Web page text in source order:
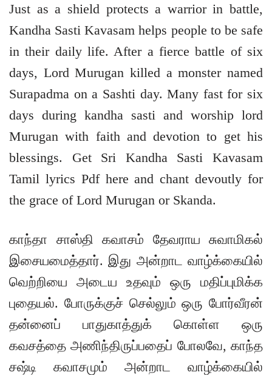
Just as a shield protects a warrior in battle,
Kandha Sasti Kavasam helps people to be safe
in their daily life. After a fierce battle of six
days, Lord Murugan killed a monster named
Surapadma on a Sashti day. Many fast for six
days during kandha sasti and worship lord
Murugan with faith and devotion to get his
blessings. Get Sri Kandha Sasti Kavasam
Tamil lyrics Pdf here and chant devoutly for
the grace of Lord Murugan or Skanda.
காந்தா சாஸ்தி கவாசம் தேவராய சுவாமிகல்
இசையமைத்தார். இது அன்றாட வாழ்க்கையில்
வெற்றியை அடைய உதவும் ஒரு மதிப்புமிக்க
புதையல். போருக்குச் செல்லும் ஒரு போர்வீரன்
தன்னைப் பாதுகாத்துக் கொள்ள ஒரு
கவசத்தை அணிந்திருப்பதைப் போலவே, காந்த
சஷ்டி கவாசமும் அன்றாட வாழ்க்கையில்